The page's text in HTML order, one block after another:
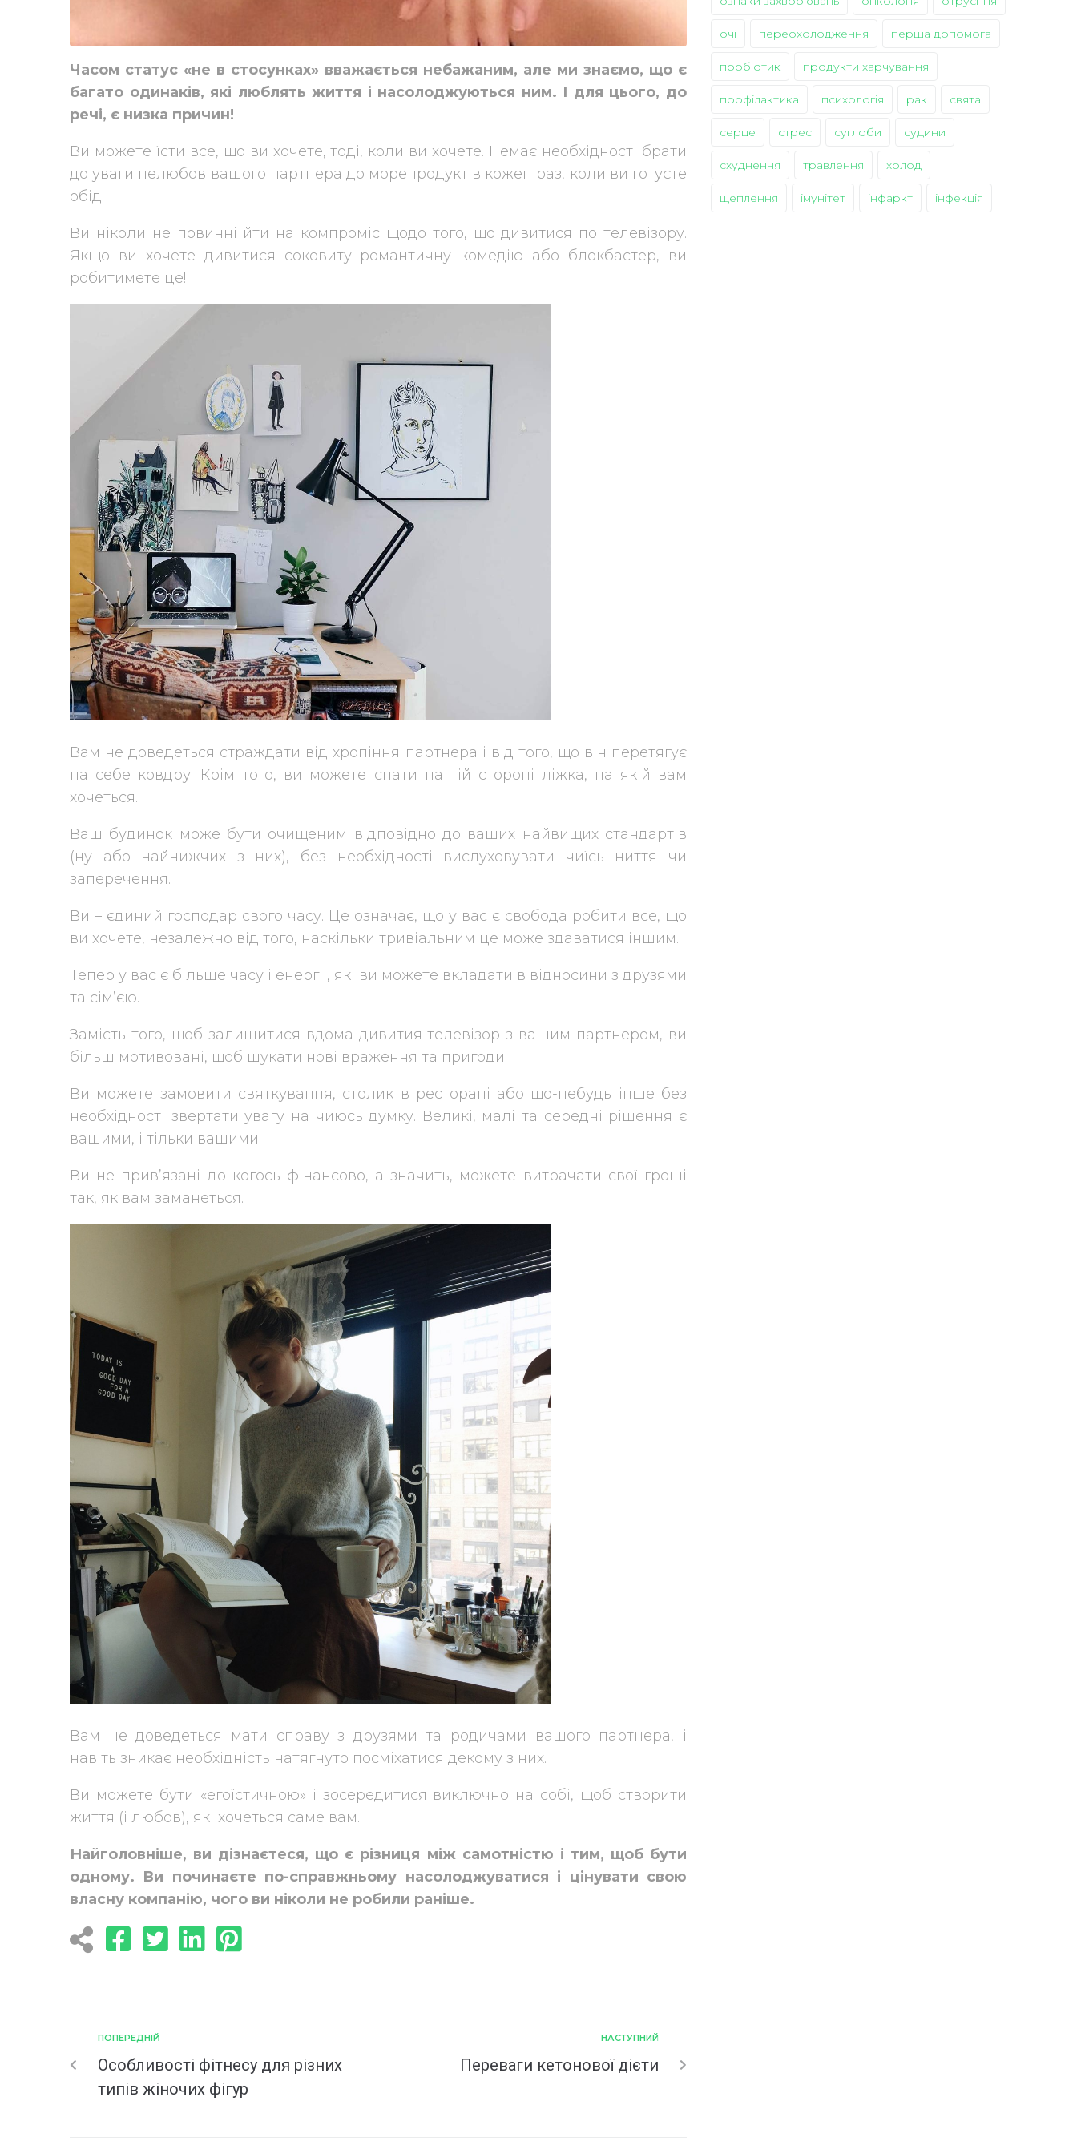
Часом статус «не в стосунках» вважається небажаним, але ми знаємо, що є
багато одинаків, які люблять життя і насолоджуються ним. І для цього, до
речі, є низка причин!
Ви можете їсти все, що ви хочете, тоді, коли ви хочете. Немає необхідності брати
до уваги нелюбов вашого партнера до морепродуктів кожен раз, коли ви готуєте
обід.
Ви ніколи не повинні йти на компроміс щодо того, що дивитися по телевізору.
Якщо ви хочете дивитися соковиту романтичну комедію або блокбастер, ви
робитимете це!
Вам не доведеться страждати від хропіння партнера і від того, що він перетягує
на себе ковдру. Крім того, ви можете спати на тій стороні ліжка, на якій вам
хочеться.
Ваш будинок може бути очищеним відповідно до ваших найвищих стандартів
(ну або найнижчих з них), без необхідності вислуховувати чиїсь ниття чи
заперечення.
Ви – єдиний господар свого часу. Це означає, що у вас є свобода робити все, що
ви хочете, незалежно від того, наскільки тривіальним це може здаватися іншим.
Тепер у вас є більше часу і енергії, які ви можете вкладати в відносини з друзями
та сім’єю.
Замість того, щоб залишитися вдома дивития телевізор з вашим партнером, ви
більш мотивовані, щоб шукати нові враження та пригоди.
Ви можете замовити святкування, столик в ресторані або що-небудь інше без
необхідності звертати увагу на чиюсь думку. Великі, малі та середні рішення є
вашими, і тільки вашими.
Ви не прив’язані до когось фінансово, а значить, можете витрачати свої гроші
так, як вам заманеться.
Вам не доведеться мати справу з друзями та родичами вашого партнера, і
навіть зникає необхідність натягнуто посміхатися декому з них.
Ви можете бути «егоїстичною» і зосередитися виключно на собі, щоб створити
життя (і любов), які хочеться саме вам.
Найголовніше, ви дізнаєтеся, що є різниця між самотністю і тим, щоб бути
одному. Ви починаєте по-справжньому насолоджуватися і цінувати свою
власну компанію, чого ви ніколи не робили раніше.
ПОПЕРЕДНІЙ
Особливості фітнесу для різних
типів жіночих фігур
НАСТУПНИЙ
Переваги кетонової дієти
очі переохолодження перша допомога
пробіотик продукти харчування
профілактика психологія рак свята
серце стрес суглоби судини
схуднення травлення холод
щеплення імунітет інфаркт інфекція